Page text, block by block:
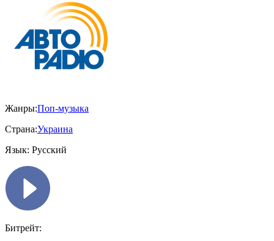
Жанры:Поп-музыка
Страна:Украина
Язык: Русский
Битрейт: